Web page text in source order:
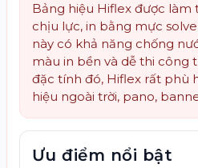
Bảng hiệu Hiflex được làm
chịu lực, in bằng mực
này có khả năng chống
màu in bền và dễ thi công
đặc tính đó, Hiflex rất phù
hiệu ngoài trời, pano,
Ưu điểm nổi bật